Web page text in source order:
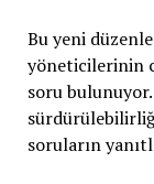
Bu yeni
yöneticilerinin
soru
soruların